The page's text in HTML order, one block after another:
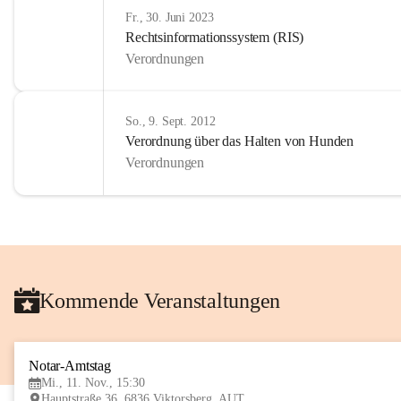
Fr., 30. Juni 2023
Rechtsinformationssystem (RIS)
Verordnungen
So., 9. Sept. 2012
Verordnung über das Halten von Hunden
Verordnungen
Kommende Veranstaltungen
Notar-Amtstag
Mi., 11. Nov., 15:30